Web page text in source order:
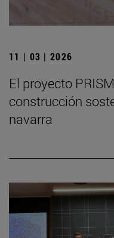
11 | 03 | 2026
El proyecto
construcción
navarra